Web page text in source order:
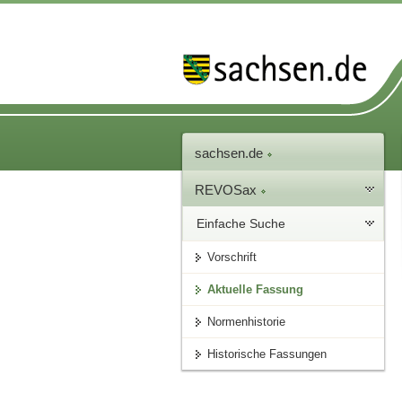
sachsen.de
REVOSax
Einfache Suche
Vorschrift
Aktuelle Fassung
Normenhistorie
Historische Fassungen